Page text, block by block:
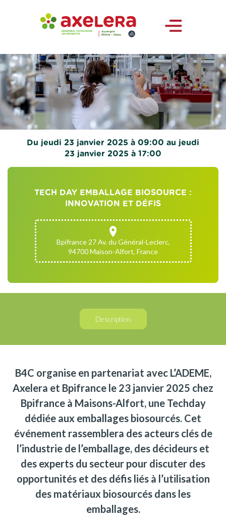
Du jeudi 23 janvier 2025 à 09:00 au jeudi
23 janvier 2025 à 17:00
TECH DAY EMBALLAGE BIOSOURCE :
INNOVATION ET DÉFIS
Bpifrance 27 Av. du Général-Leclerc,
94700 Maison-Alfort, France
Description
B4C organise en partenariat avec L’ADEME,
Axelera et Bpifrance le 23 janvier 2025 chez
Bpifrance à Maisons-Alfort, une Techday
dédiée aux emballages biosourcés. Cet
événement rassemblera des acteurs clés de
l’industrie de l’emballage, des décideurs et
des experts du secteur pour discuter des
opportunités et des défis liés à l’utilisation
des matériaux biosourcés dans les
emballages.